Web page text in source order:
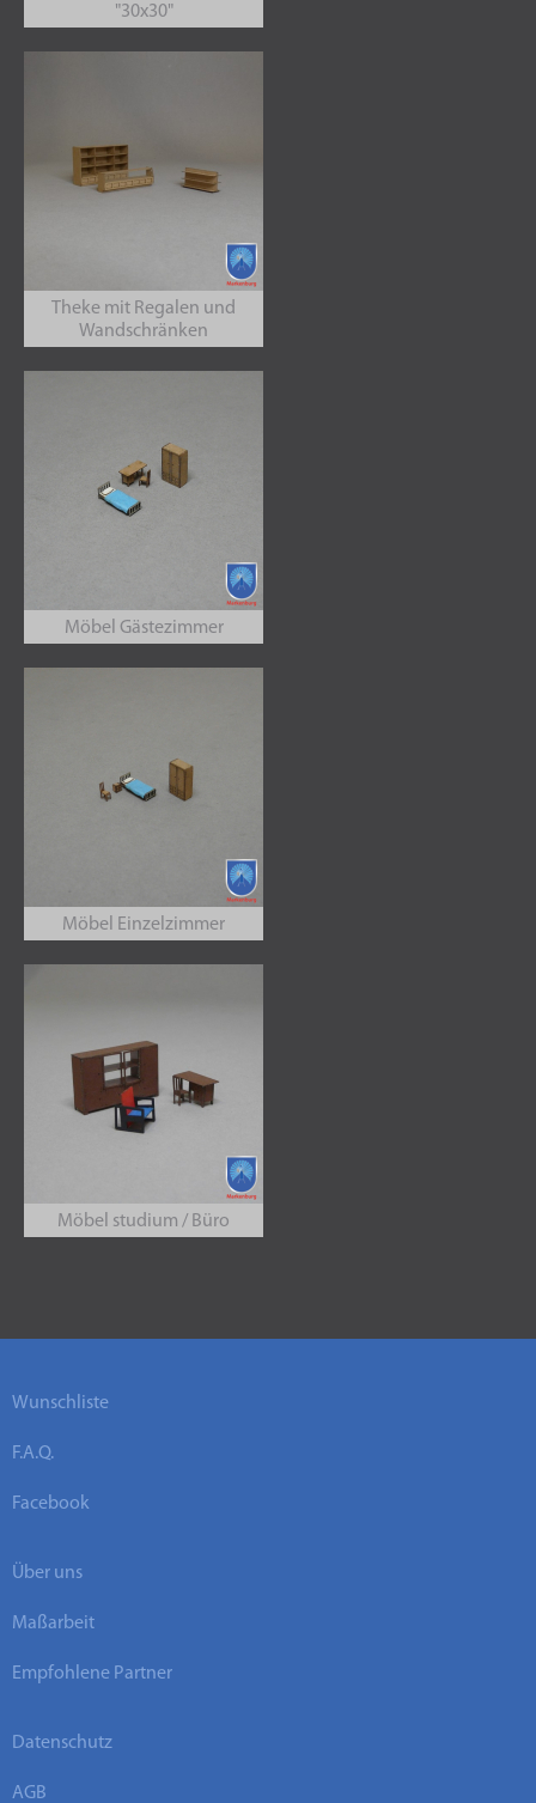
"30x30"
Theke mit Regalen und
Wandschränken
Möbel Gästezimmer
Möbel Einzelzimmer
Möbel studium / Büro
Wunschliste
F.A.Q.
Facebook
Über uns
Maßarbeit
Empfohlene Partner
Datenschutz
AGB